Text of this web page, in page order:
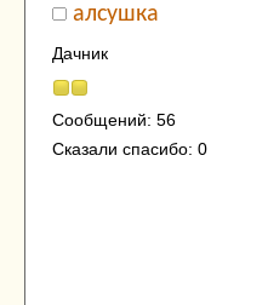
алсушка
Дачник
Сообщений: 56
Сказали спасибо: 0